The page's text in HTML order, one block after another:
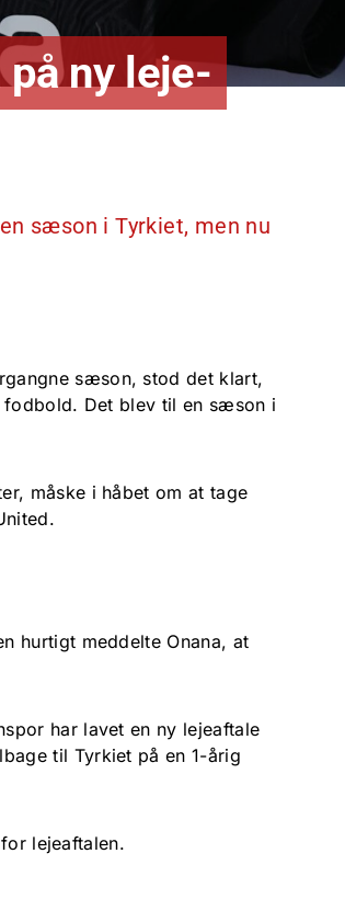
på ny leje-
sæson i Tyrkiet, men nu
sæson, stod det klart,
fodbold. Det blev til en sæson i
måske i håbet om at tage
hurtigt meddelte Onana, at
har lavet en ny lejeaftale
til Tyrkiet på en 1-årig
lejeaftalen.